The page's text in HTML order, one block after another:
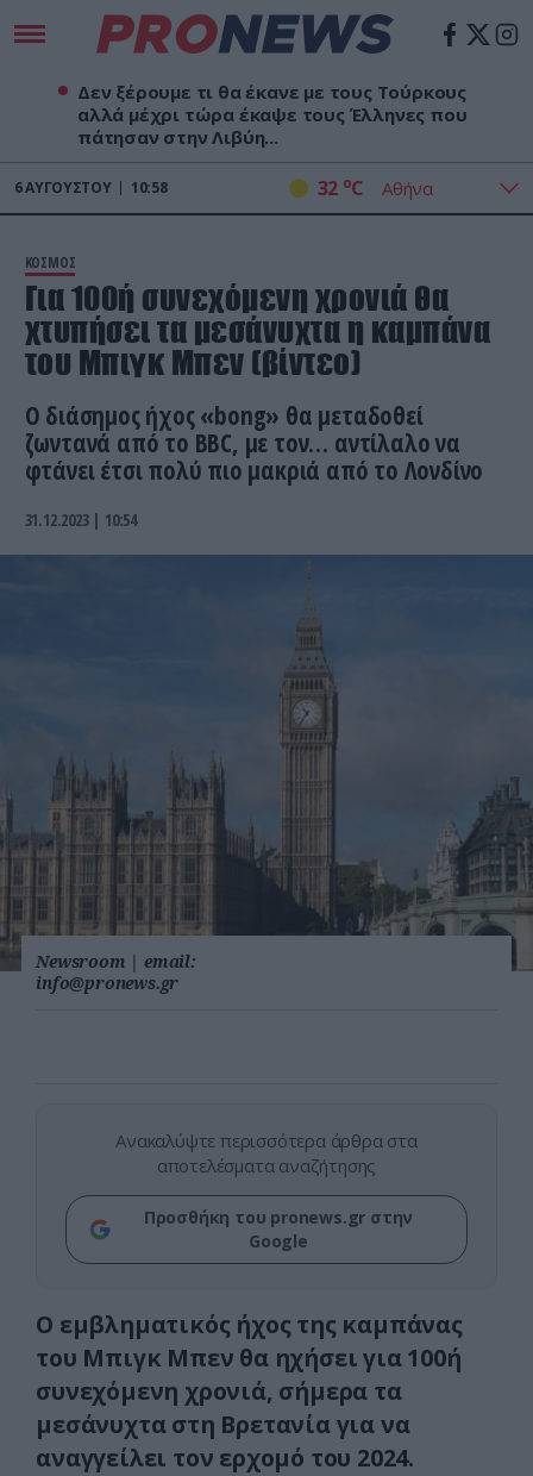
Δεν ξέρουμε τι θα έκανε με τους Τούρκους
αλλά μέχρι τώρα έκαψε τους Έλληνες που
πάτησαν στην Λιβύη...
6ΑΥΓΟΎΣΤΟΥ 10:58 32 oC
ΚΟΣΜΟΣ
Για 100ή συνεχόμενη χρονιά θα
χτυπήσει τα μεσάνυχτα η καμπάνα
του Μπιγκ Μπεν (βίντεο)
Ο διάσημος ήχος «bong» θα μεταδοθεί
ζωντανά από το BBC, με τον… αντίλαλο να
φτάνει έτσι πολύ πιο μακριά από το Λονδίνο
31.12.2023 | 10:54
Newsroom | email:
info@pronews.gr
Ανακαλύψτε περισσότερα άρθρα στα
αποτελέσματα αναζήτησης
Προσθήκη του pronews.gr στην
Google
Ο εμβληματικός ήχος της καμπάνας
του Μπιγκ Μπεν θα ηχήσει για 100ή
συνεχόμενη χρονιά, σήμερα τα
μεσάνυχτα στη Βρετανία για να
αναγγείλει τον ερχομό του 2024.